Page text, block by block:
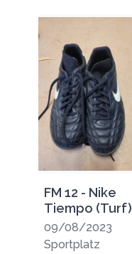
FM 12 - Nike
Tiempo (Turf)
09/08/2023
Sportplatz